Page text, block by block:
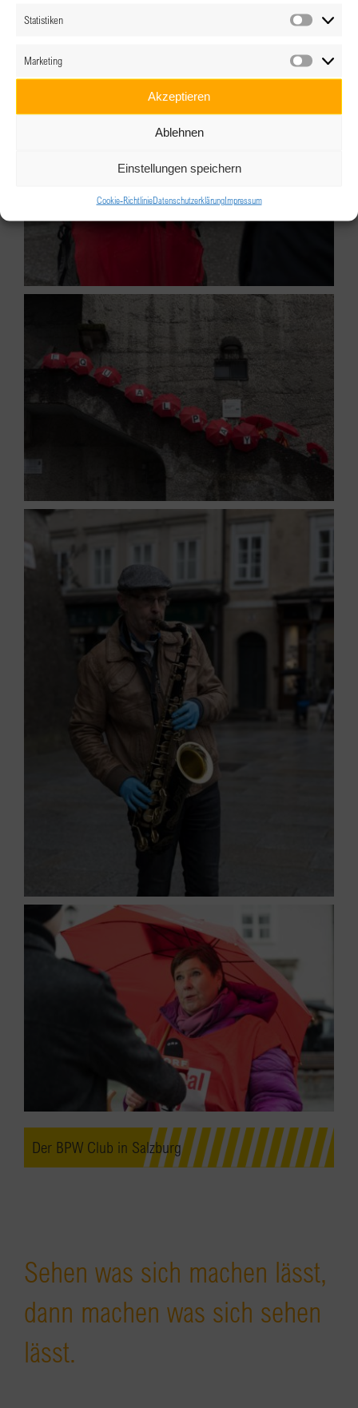
Statistiken
Marketing
Akzeptieren
Ablehnen
Einstellungen speichern
Cookie-RichtlinieDatenschutzerklärungImpressum
Der BPW Club in Salzburg
Sehen was sich machen lässt,
dann machen was sich sehen
lässt.